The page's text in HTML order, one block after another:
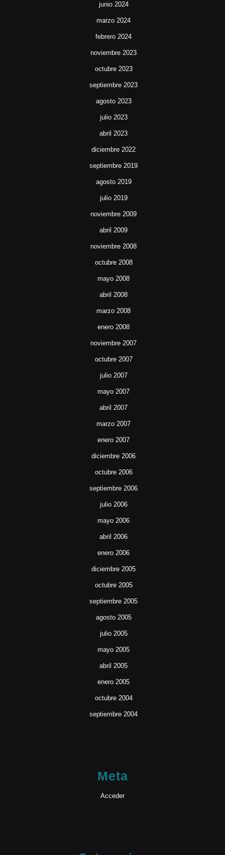
junio 2024
marzo 2024
febrero 2024
noviembre 2023
octubre 2023
septiembre 2023
agosto 2023
julio 2023
abril 2023
diciembre 2022
septiembre 2019
agosto 2019
julio 2019
noviembre 2009
abril 2009
noviembre 2008
octubre 2008
mayo 2008
abril 2008
marzo 2008
enero 2008
noviembre 2007
octubre 2007
julio 2007
mayo 2007
abril 2007
marzo 2007
enero 2007
diciembre 2006
octubre 2006
septiembre 2006
julio 2006
mayo 2006
abril 2006
enero 2006
diciembre 2005
octubre 2005
septiembre 2005
agosto 2005
julio 2005
mayo 2005
abril 2005
enero 2005
octubre 2004
septiembre 2004
Meta
Acceder